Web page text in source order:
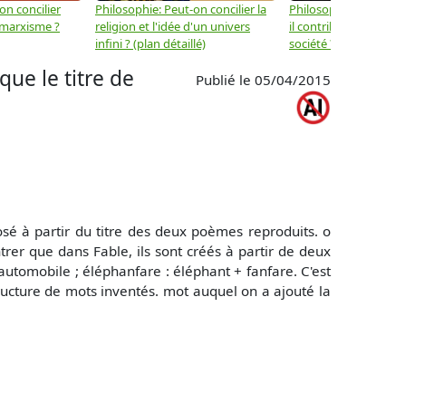
concilier
?
Philosophie: Peut-on concilier la
religion et l'idée d'un univers
infini ? (plan détaillé)
Philosophie: Le
il contribuer au progrès de
société ? (plan détaillé)
le titre de
Publié le 05/04/2015
à partir du titre des deux poèmes reproduits. o
que dans Fable, ils sont créés à partir de deux
; éléphanfare : éléphant + fanfare. C'est
de mots inventés. mot auquel on a ajouté la